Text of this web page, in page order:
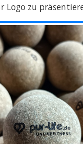
Logo zu